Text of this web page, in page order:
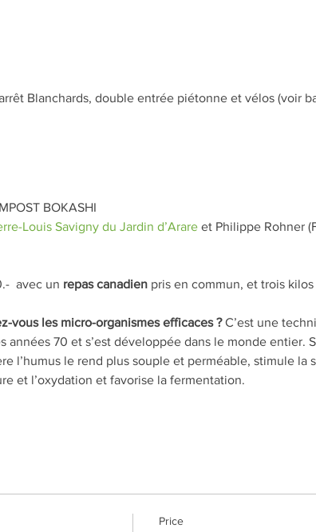
Blanchards, double entrée piétonne et vélos (voir
BOKASHI
Louis Savigny du Jardin d’Arare et Philippe Rohner
avec un repas canadien pris en commun, et trois
vous les micro-organismes efficaces ? C’est une
années 70 et s’est développée dans le monde entier.
l’humus le rend plus souple et perméable, stimule la
et l’oxydation et favorise la fermentation.
Price